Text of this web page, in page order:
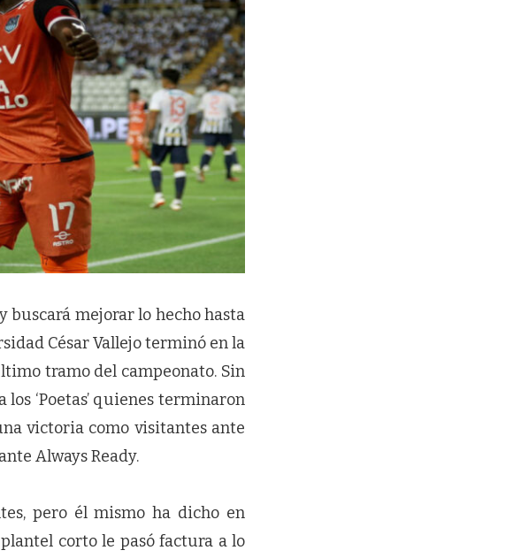
mejorar lo hecho hasta
César Vallejo terminó en la
tramo del campeonato. Sin
‘Poetas’ quienes terminaron
victoria como visitantes ante
Always Ready.
pero él mismo ha dicho en
corto le pasó factura a lo